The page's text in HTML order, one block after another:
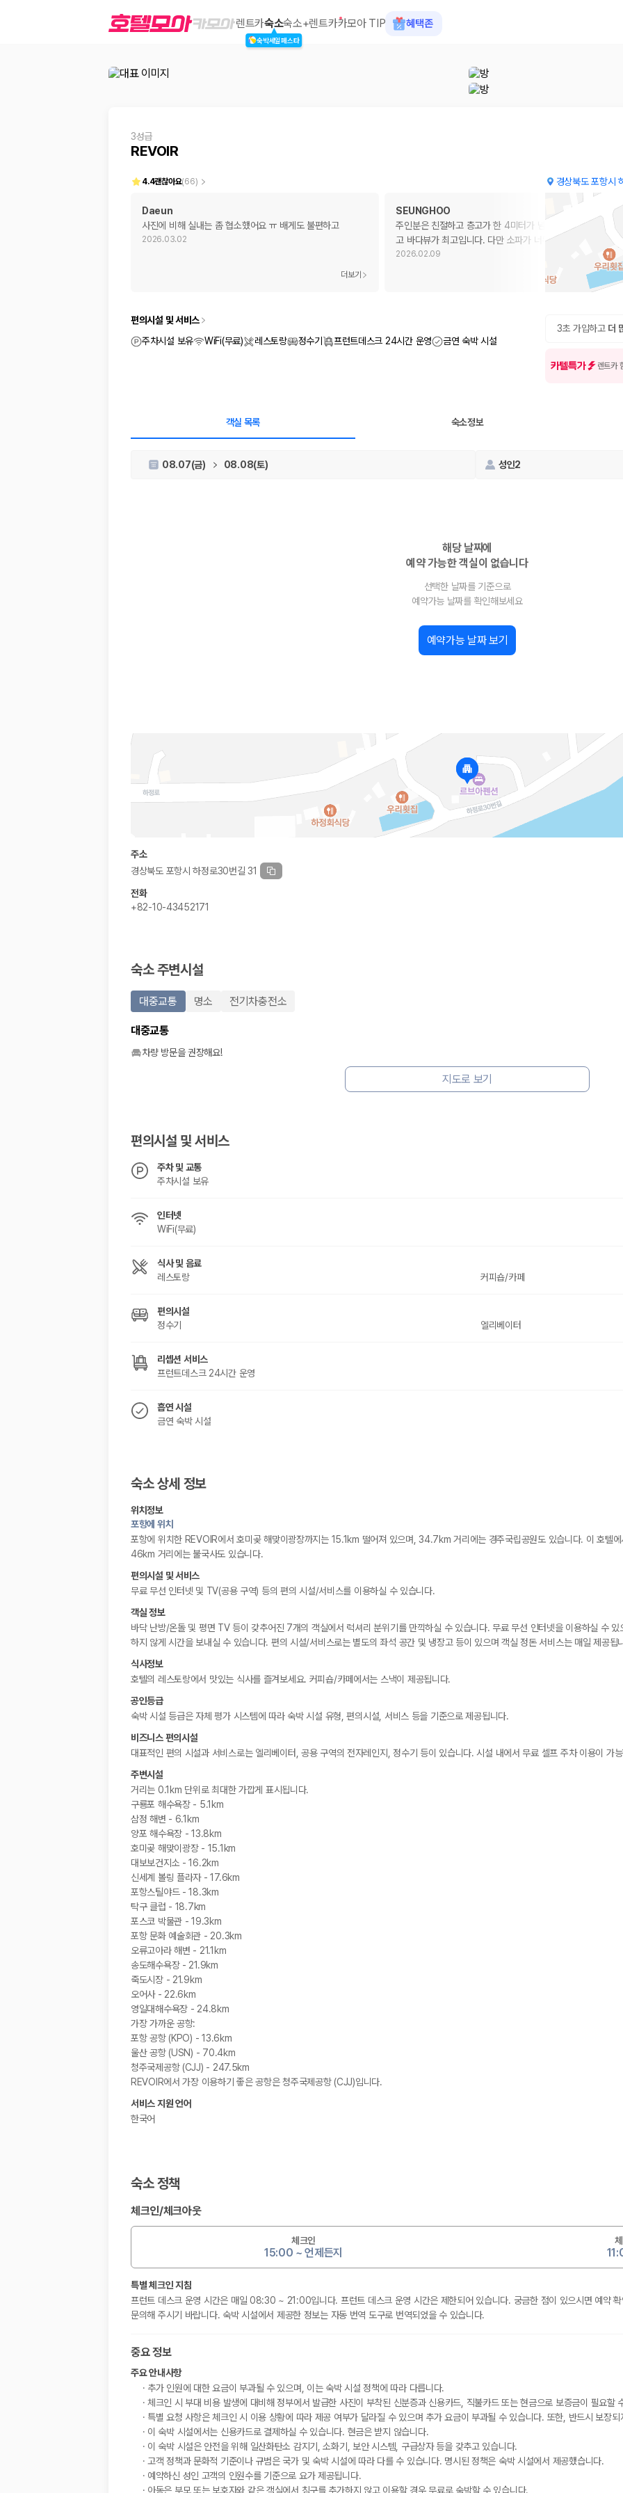
제주렌트카 가격비교는 카모아에서 한 번에
제주도 렌트카는 업체마다 차량 가격, 보험 조건, 면책금, 보상 한도, 인수 장소, 취소 규정이 다릅니다. 카모아는 여러 제주 렌트카 업체의 조건을 한
경차, 소형, 준중형, 중형, SUV, 승합차 등 여행 인원에 맞는 차종별 가격을 비교합니다.
일반자차, 완전자차, 슈퍼자차의 면책금과 보상 한도를 비교합니다.
제주공항 인수 조건 비교:셔틀 이동, 인수 위치, 반납 편의성을 함께 확인합니다.
1. 단순 최저가가 아니라 실제 결제 조건을 비교하세요
제주렌트카 최저가는 차량 기본요금만으로 판단하기 어렵습니다. 보험 포함 여부, 면책금, 보상 한도, 옵션 비용, 취소 수수료를 함께 확인해야 실제로
혼자 또는 2인 여행에 적합하며 제주 렌트카 최저가를 찾는 사용자가 가장 먼저 비교하는 차종입니다.
단체 여행이나 4인 이상 가족 여행에 적합하며 인원수, 짐 공간, 보험 조건을 함께 확인해야 합니다.
제주렌트카 보험까지 비교해야 진짜 가격비교입니다
동일한 차량이라도 보험 조건에 따라 실제 부담 금액이 달라질 수 있습니다. 카모아는 제주 렌트카 가격뿐 아니라 일반자차, 완전자차, 슈퍼자차 조건
보상 한도 내에서 면책금 부담이 줄어드는 보험 조건입니다.
2000만 고객이 선택한 렌트카 가격비교 플랫폼
카모아는 제주렌트카부터 국내·해외 렌트카까지 비교할 수 있는 렌트카 가격비교 플랫폼입니다.
제주렌트카 가격비교 자주 묻는 질문
A. 대여일, 반납일, 인수 지역을 선택하면 제주도 렌트카 업체별 가격, 차종, 보험 조건, 예약 가능 차량을 한 번에 비교할 수 있습니다.
Q. 제주 렌트카 가격비교 시 보험도 함께 비교할 수 있나요?
Q. 가족 여행에는 어떤 제주 렌트카를 비교해야 하나요?
제주렌트카 가격비교 주요 링크
제주도 렌트카 실시간 최저가 가격비교
렌트카숙소
숙박세일페스타
숙소+렌트카카모아 TIP 혜택존
3성급
REVOIR
경상북도 포항시
4.4괜찮아요(66)
Daeun
사진에 비해 실내는 좀 협소했어요 ㅠ 배게도 불편하고
2026.03.02
더보기
SEUNGHOO
주인분은 친절하고 층고가 한 4미터가 넘을듯해여. 개방감 좋
고 바다뷰가 최고입니다. 다만 소파가 너무 안좋아요. 나무
…
2026.02.09
3초 가입하고 더
카텔특가 렌트카
편의시설 및 서비스
주차시설 보유
WiFi(무료) 레스토랑 정수기 프런트데스크 24시간 운영 금연 숙박 시설
객실 목록 숙소정보
08.07(금) 08.08(토) 성인2
해당 날짜에
예약 가능한 객실이 없습니다
선택한 날짜를 기준으로
예약가능 날짜를 확인해보세요
예약가능 날짜 보기
주소
경상북도 포항시 하정로30번길 31
전화
+82-10-43452171
숙소 주변시설
대중교통 명소 전기차충전소
대중교통
차량 방문을 권장해요!
지도로 보기
편의시설 및 서비스
주차 및 교통
주차시설 보유
인터넷
WiFi(무료)
식사 및 음료
레스토랑
커피숍/카페
편의시설
정수기
엘리베이터
리셉션 서비스
프런트데스크 24시간 운영
흡연 시설
금연 숙박 시설
숙소 상세 정보
위치정보
포항에 위치
포항에 위치한 REVOIR에서 호미곶 해맞이광장까지는 15.1km 떨어져 있으며, 34.7km 거리에는 경주국립공원도 있습니다. 이 호텔
46km 거리에는 불국사도 있습니다.
편의시설 및 서비스
무료 무선 인터넷 및 TV(공용 구역) 등의 편의 시설/서비스를 이용하실 수 있습니다.
객실 정보
바닥 난방/온돌 및 평면 TV 등이 갖추어진 7개의 객실에서 럭셔리 분위기를 만끽하실 수 있습니다. 무료 무선 인터넷을 이용하실 수
하지 않게 시간을 보내실 수 있습니다. 편의 시설/서비스로는 별도의 좌석 공간 및 냉장고 등이 있으며 객실 정돈 서비스는 매일 제공됩
식사정보
호텔의 레스토랑에서 맛있는 식사를 즐겨보세요. 커피숍/카페에서는 스낵이 제공됩니다.
공인등급
숙박 시설 등급은 자체 평가 시스템에 따라 숙박 시설 유형, 편의시설, 서비스 등을 기준으로 제공됩니다.
비즈니스 편의시설
대표적인 편의 시설과 서비스로는 엘리베이터, 공용 구역의 전자레인지, 정수기 등이 있습니다. 시설 내에서 무료 셀프 주차 이용이 가
주변시설
거리는 0.1km 단위로 최대한 가깝게 표시됩니다.
구룡포 해수욕장 - 5.1km
삼정 해변 - 6.1km
양포 해수욕장 - 13.8km
호미곶 해맞이광장 - 15.1km
대보보건지소 - 16.2km
신세계 볼링 플라자 - 17.6km
포항스틸야드 - 18.3km
탁구 클럽 - 18.7km
포스코 박물관 - 19.3km
포항 문화 예술회관 - 20.3km
오류고아라 해변 - 21.1km
송도해수욕장 - 21.9km
죽도시장 - 21.9km
오어사 - 22.6km
영일대해수욕장 - 24.8km
가장 가까운 공항:
포항 공항 (KPO) - 13.6km
울산 공항 (USN) - 70.4km
청주국제공항 (CJJ) - 247.5km
REVOIR에서 가장 이용하기 좋은 공항은 청주국제공항 (CJJ)입니다.
서비스 지원 언어
한국어
숙소 정책
체크인/체크아웃
체크인
15:00 ~ 언제든지
특별 체크인 지침
프런트 데스크 운영 시간은 매일 08:30 ~ 21:00입니다. 프런트 데스크 운영 시간은 제한되어 있습니다. 궁금한 점이 있으시면 예약 확
문의해 주시기 바랍니다. 숙박 시설에서 제공한 정보는 자동 번역 도구로 번역되었을 수 있습니다.
중요 정보
주요 안내사항
추가 인원에 대한 요금이 부과될 수 있으며, 이는 숙박 시설 정책에 따라 다릅니다.
체크인 시 부대 비용 발생에 대비해 정부에서 발급한 사진이 부착된 신분증과 신용카드, 직불카드 또는 현금으로 보증금이 필요할
특별 요청 사항은 체크인 시 이용 상황에 따라 제공 여부가 달라질 수 있으며 추가 요금이 부과될 수 있습니다. 또한, 반드시 보장되
이 숙박 시설에서는 신용카드로 결제하실 수 있습니다. 현금은 받지 않습니다.
이 숙박 시설은 안전을 위해 일산화탄소 감지기, 소화기, 보안 시스템, 구급상자 등을 갖추고 있습니다.
고객 정책과 문화적 기준이나 규범은 국가 및 숙박 시설에 따라 다를 수 있습니다. 명시된 정책은 숙박 시설에서 제공했습니다.
예약하신 성인 고객의 인원수를 기준으로 요가 제공됩니다.
아동은 부모 또는 보호자와 같은 객실에서 침구를 추가하지 않고 이용할 경우 무료로 숙박할 수 있습니다.